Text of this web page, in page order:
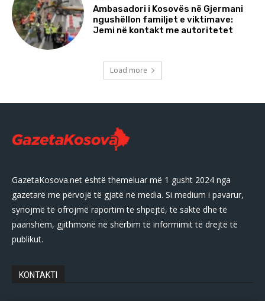
Ambasadori i Kosovës në Gjermani
ngushëllon familjet e viktimave:
Jemi në kontakt me autoritetet
Load more
GazetaKosova.net është themeluar më 1 gusht 2024 nga
gazetarë me përvojë të gjatë në media. Si medium i pavarur,
synojmë të ofrojmë raportim të shpejtë, të saktë dhe të
paanshëm, gjithmonë në shërbim të informimit të drejtë të
publikut.
KONTAKTI